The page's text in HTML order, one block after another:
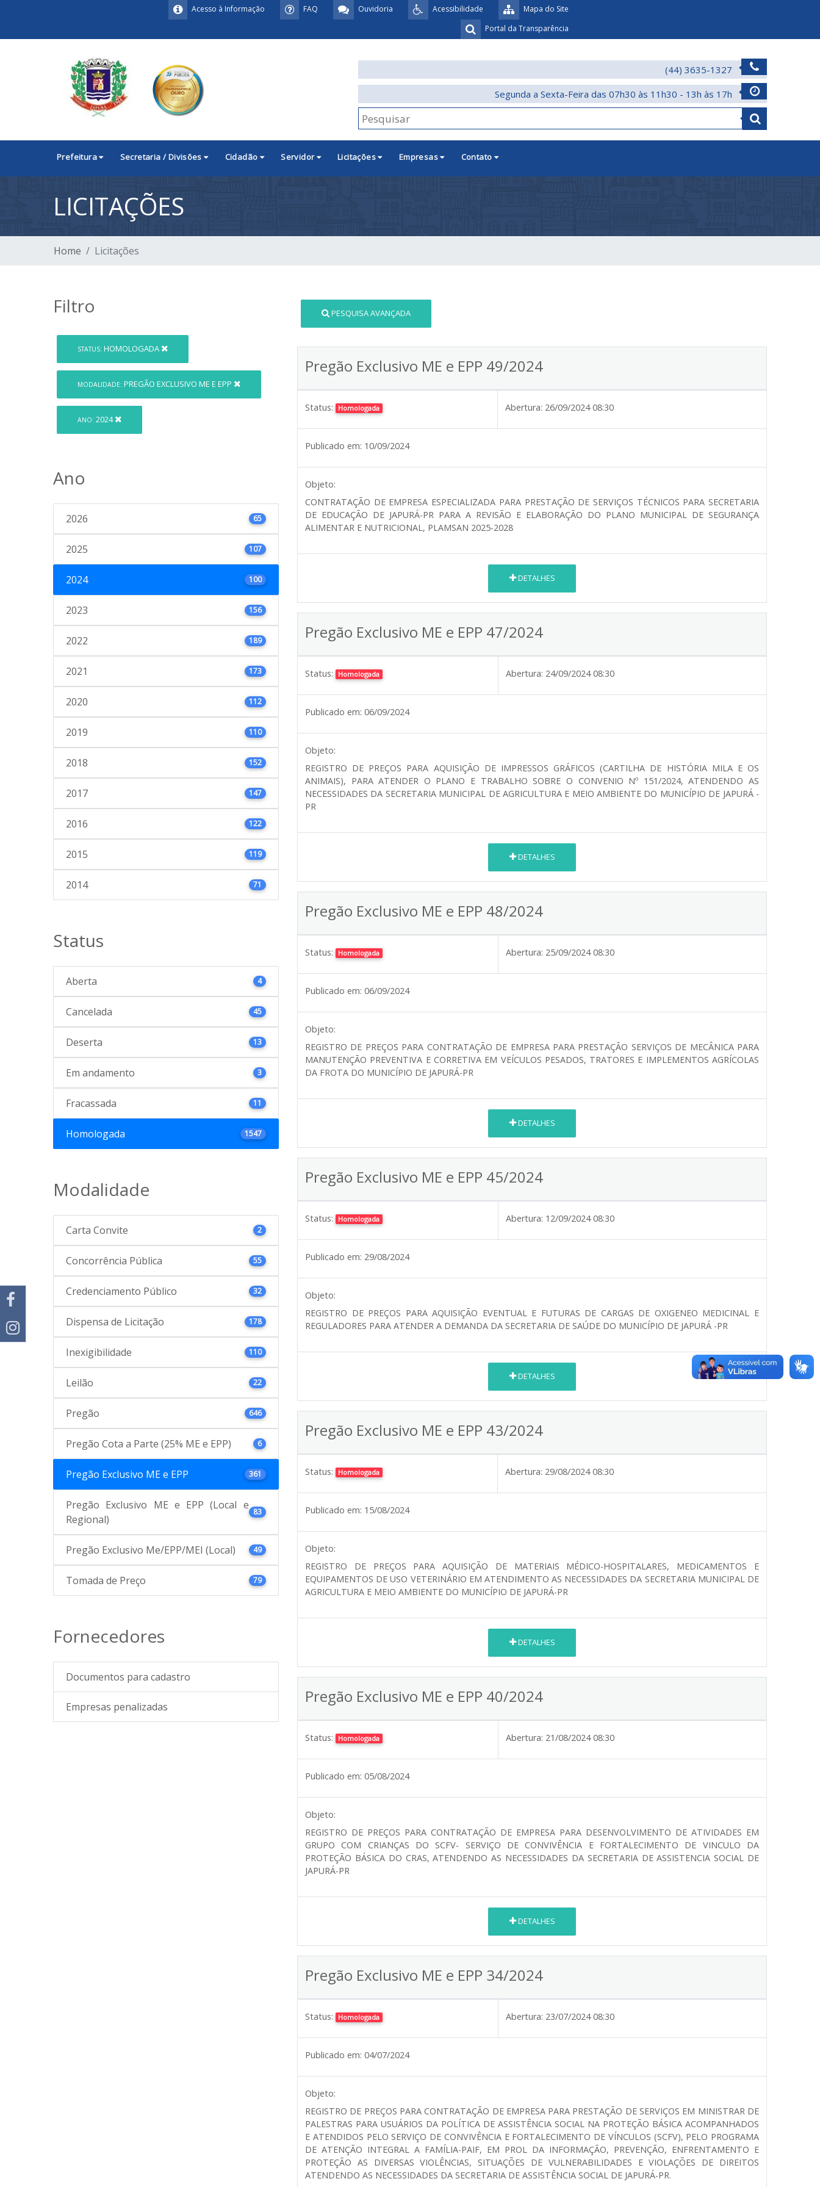
Mapa do Site
Acessibilidade
Ouvidoria
FAQ
Acesso à Informação
Portal da Transparência
(44) 3635-1327
Segunda a Sexta-Feira das 07h30 às 11h30 - 13h às 17h
Prefeitura Secretaria / Divisões Cidadão Servidor Licitações Empresas Contato
LICITAÇÕES
Home Licitações
Filtro
STATUS: HOMOLOGADA
MODALIDADE: PREGÃO EXCLUSIVO ME E EPP
ANO: 2024
Ano
2026 65
2025 107
2024 100
2023 156
2022 189
2021 173
2020 112
2019 110
2018 152
2017 147
2016 122
2015 119
2014 71
Status
Aberta 4
Cancelada 45
Deserta 13
Em andamento 3
Fracassada 11
Homologada 1547
Modalidade
Carta Convite 2
Concorrência Pública 55
Credenciamento Público 32
Dispensa de Licitação 178
Inexigibilidade 110
Leilão 22
Pregão 646
Pregão Cota a Parte (25% ME e EPP) 6
Pregão Exclusivo ME e EPP 361
Pregão Exclusivo ME e EPP (Local e
Regional)
83
Pregão Exclusivo Me/EPP/MEI (Local) 49
Tomada de Preço 79
Fornecedores
Documentos para cadastro
Empresas penalizadas
PESQUISA AVANÇADA
Pregão Exclusivo ME e EPP 49/2024
Status: Homologada Abertura: 26/09/2024 08:30
Publicado em: 10/09/2024
Objeto:
CONTRATAÇÃO DE EMPRESA ESPECIALIZADA PARA PRESTAÇÃO DE SERVIÇOS TÉCNICOS PARA SECRETARIA
DE EDUCAÇÃO DE JAPURÁ-PR PARA A REVISÃO E ELABORAÇÃO DO PLANO MUNICIPAL DE SEGURANÇA
ALIMENTAR E NUTRICIONAL, PLAMSAN 2025-2028
DETALHES
Pregão Exclusivo ME e EPP 47/2024
Status: Homologada Abertura: 24/09/2024 08:30
Publicado em: 06/09/2024
Objeto:
REGISTRO DE PREÇOS PARA AQUISIÇÃO DE IMPRESSOS GRÁFICOS (CARTILHA DE HISTÓRIA MILA E OS
ANIMAIS), PARA ATENDER O PLANO E TRABALHO SOBRE O CONVENIO Nº 151/2024, ATENDENDO AS
NECESSIDADES DA SECRETARIA MUNICIPAL DE AGRICULTURA E MEIO AMBIENTE DO MUNICÍPIO DE JAPURÁ -
PR
DETALHES
Pregão Exclusivo ME e EPP 48/2024
Status: Homologada Abertura: 25/09/2024 08:30
Publicado em: 06/09/2024
Objeto:
REGISTRO DE PREÇOS PARA CONTRATAÇÃO DE EMPRESA PARA PRESTAÇÃO SERVIÇOS DE MECÂNICA PARA
MANUTENÇÃO PREVENTIVA E CORRETIVA EM VEÍCULOS PESADOS, TRATORES E IMPLEMENTOS AGRÍCOLAS
DA FROTA DO MUNICÍPIO DE JAPURÁ-PR
DETALHES
Pregão Exclusivo ME e EPP 45/2024
Status: Homologada Abertura: 12/09/2024 08:30
Publicado em: 29/08/2024
Objeto:
REGISTRO DE PREÇOS PARA AQUISIÇÃO EVENTUAL E FUTURAS DE CARGAS DE OXIGENEO MEDICINAL E
REGULADORES PARA ATENDER A DEMANDA DA SECRETARIA DE SAÚDE DO MUNICÍPIO DE JAPURÁ -PR
DETALHES
Pregão Exclusivo ME e EPP 43/2024
Status: Homologada Abertura: 29/08/2024 08:30
Publicado em: 15/08/2024
Objeto:
REGISTRO DE PREÇOS PARA AQUISIÇÃO DE MATERIAIS MÉDICO-HOSPITALARES, MEDICAMENTOS E
EQUIPAMENTOS DE USO VETERINÁRIO EM ATENDIMENTO AS NECESSIDADES DA SECRETARIA MUNICIPAL DE
AGRICULTURA E MEIO AMBIENTE DO MUNICÍPIO DE JAPURÁ-PR
DETALHES
Pregão Exclusivo ME e EPP 40/2024
Status: Homologada Abertura: 21/08/2024 08:30
Publicado em: 05/08/2024
Objeto:
REGISTRO DE PREÇOS PARA CONTRATAÇÃO DE EMPRESA PARA DESENVOLVIMENTO DE ATIVIDADES EM
GRUPO COM CRIANÇAS DO SCFV- SERVIÇO DE CONVIVÊNCIA E FORTALECIMENTO DE VINCULO DA
PROTEÇÃO BÁSICA DO CRAS, ATENDENDO AS NECESSIDADES DA SECRETARIA DE ASSISTENCIA SOCIAL DE
JAPURÁ-PR
DETALHES
Pregão Exclusivo ME e EPP 34/2024
Status: Homologada Abertura: 23/07/2024 08:30
Publicado em: 04/07/2024
Objeto:
REGISTRO DE PREÇOS PARA CONTRATAÇÃO DE EMPRESA PARA PRESTAÇÃO DE SERVIÇOS EM MINISTRAR DE
PALESTRAS PARA USUÁRIOS DA POLÍTICA DE ASSISTÊNCIA SOCIAL NA PROTEÇÃO BÁSICA ACOMPANHADOS
E ATENDIDOS PELO SERVIÇO DE CONVIVÊNCIA E FORTALECIMENTO DE VÍNCULOS (SCFV), PELO PROGRAMA
DE ATENÇÃO INTEGRAL A FAMÍLIA-PAIF, EM PROL DA INFORMAÇÃO, PREVENÇÃO, ENFRENTAMENTO E
PROTEÇÃO AS DIVERSAS VIOLÊNCIAS, SITUAÇÕES DE VULNERABILIDADES E VIOLAÇÕES DE DIREITOS
ATENDENDO AS NECESSIDADES DA SECRETARIA DE ASSISTÊNCIA SOCIAL DE JAPURÁ-PR.